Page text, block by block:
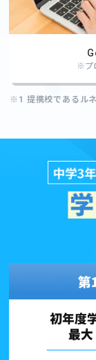
※プ
※1 提携校であるル